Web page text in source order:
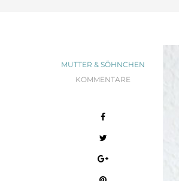
MUTTER & SÖHNCHEN
KOMMENTARE